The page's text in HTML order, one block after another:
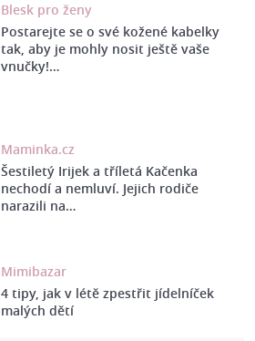
Blesk pro ženy
Postarejte se o své kožené kabelky
tak, aby je mohly nosit ještě vaše
vnučky!…
Maminka.cz
Šestiletý Irijek a tříletá Kačenka
nechodí a nemluví. Jejich rodiče
narazili na…
Mimibazar
4 tipy, jak v létě zpestřit jídelníček
malých dětí